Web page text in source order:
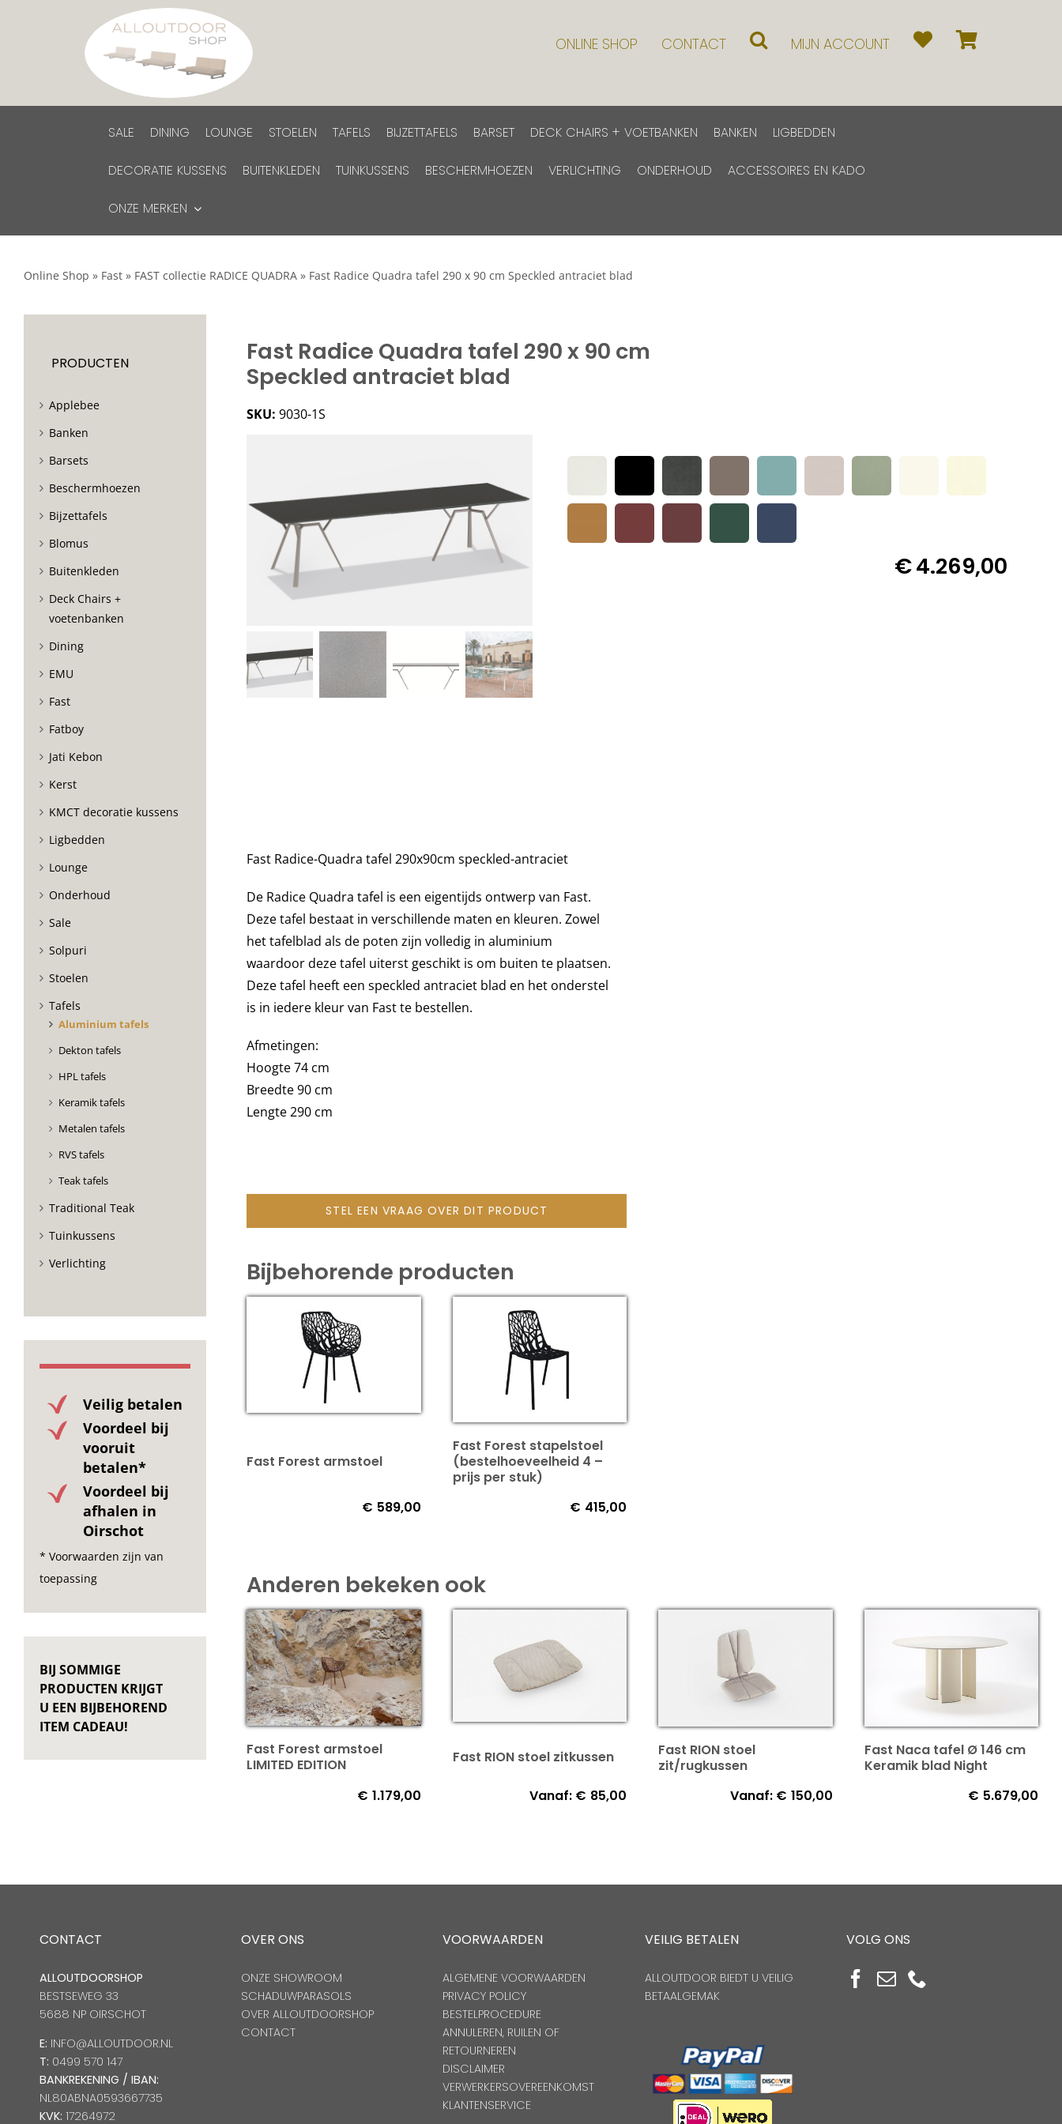
ONLINE SHOP CONTACT MIJN ACCOUNT
SALE DINING LOUNGE STOELEN TAFELS BIJZETTAFELS BARSET DECK CHAIRS + VOETBANKEN BANKEN LIGBEDDEN
DECORATIE KUSSENS BUITENKLEDEN TUINKUSSENS BESCHERMHOEZEN VERLICHTING ONDERHOUD ACCESSOIRES EN KADO
ONZE MERKEN
Online Shop » Fast » FAST collectie RADICE QUADRA » Fast Radice Quadra tafel 290 x 90 cm Speckled antraciet blad
Fast Radice Quadra tafel 290 x 90 cm
Speckled antraciet blad
SKU: 9030-1S
€4.269,00
Fast Radice-Quadra tafel 290x90cm speckled-antraciet
De Radice Quadra tafel is een eigentijds ontwerp van Fast.
Deze tafel bestaat in verschillende maten en kleuren. Zowel
het tafelblad als de poten zijn volledig in aluminium
waardoor deze tafel uiterst geschikt is om buiten te plaatsen.
Deze tafel heeft een speckled antraciet blad en het onderstel
is in iedere kleur van Fast te bestellen.
Afmetingen:
Hoogte 74 cm
Breedte 90 cm
Lengte 290 cm
STEL EEN VRAAG OVER DIT PRODUCT
Bijbehorende producten
Fast Forest armstoel
€ 589,00
Fast Forest stapelstoel
(bestelhoeveelheid 4 –
prijs per stuk)
€ 415,00
Anderen bekeken ook
Fast Forest armstoel
LIMITED EDITION
€ 1.179,00
Fast RION stoel zitkussen
Vanaf: € 85,00
Fast RION stoel
zit/rugkussen
Vanaf: € 150,00
Fast Naca tafel Ø 146 cm
Keramik blad Night
€ 5.679,00
PRODUCTEN
Applebee
Banken
Barsets
Beschermhoezen
Bijzettafels
Blomus
Buitenkleden
Deck Chairs +
voetenbanken
Dining
EMU
Fast
Fatboy
Jati Kebon
Kerst
KMCT decoratie kussens
Ligbedden
Lounge
Onderhoud
Sale
Solpuri
Stoelen
Tafels
Aluminium tafels
Dekton tafels
HPL tafels
Keramik tafels
Metalen tafels
RVS tafels
Teak tafels
Traditional Teak
Tuinkussens
Verlichting
Veilig betalen
Voordeel bij
vooruit
betalen*
Voordeel bij
afhalen in
Oirschot
* Voorwaarden zijn van
toepassing
BIJ SOMMIGE
PRODUCTEN KRIJGT
U EEN BIJBEHOREND
ITEM CADEAU!
CONTACT
ALLOUTDOORSHOP
BESTSEWEG 33
5688 NP OIRSCHOT
E: INFO@ALLOUTDOOR.NL
T: 0499 570 147
BANKREKENING / IBAN:
NL80ABNA0593667735
KVK: 17264972
OVER ONS
ONZE SHOWROOM
SCHADUWPARASOLS
OVER ALLOUTDOORSHOP
CONTACT
VOORWAARDEN
ALGEMENE VOORWAARDEN
PRIVACY POLICY
BESTELPROCEDURE
ANNULEREN, RUILEN OF
RETOURNEREN
DISCLAIMER
VERWERKERSOVEREENKOMST
KLANTENSERVICE
VEILIG BETALEN
ALLOUTDOOR BIEDT U VEILIG
BETAALGEMAK
VOLG ONS